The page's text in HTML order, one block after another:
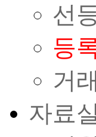
선
등
거
자료실